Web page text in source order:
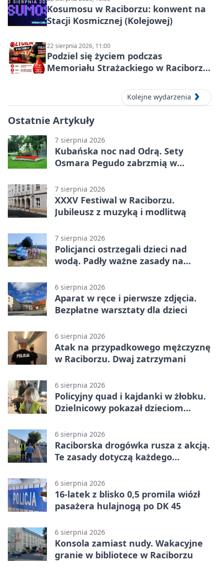
Kosumosu w Raciborzu: konwent na
Stacji Kosmicznej (Kolejowej)
22 sierpnia 2026, 11:00
Podziel się życiem podczas
Memoriału Strażackiego w Raciborzu
Kolejne wydarzenia
Ostatnie Artykuły
7 sierpnia 2026
Kubańska noc nad Odrą. Sety
Osmara Pegudo zabrzmią w
7 sierpnia 2026
XXXV Festiwal w Raciborzu.
Jubileusz z muzyką i modlitwą
7 sierpnia 2026
Policjanci ostrzegali dzieci nad
wodą. Padły ważne zasady na
6 sierpnia 2026
Aparat w ręce i pierwsze zdjęcia.
Bezpłatne warsztaty dla dzieci
6 sierpnia 2026
Atak na przypadkowego mężczyznę
w Raciborzu. Dwaj zatrzymani
6 sierpnia 2026
Policyjny quad i kajdanki w żłobku.
Dzielnicowy pokazał dzieciom
6 sierpnia 2026
Raciborska drogówka rusza z akcją.
Te zasady dotyczą każdego
6 sierpnia 2026
16-latek z blisko 0,5 promila wiózł
pasażera hulajnogą po DK 45
6 sierpnia 2026
Konsola zamiast nudy. Wakacyjne
granie w bibliotece w Raciborzu